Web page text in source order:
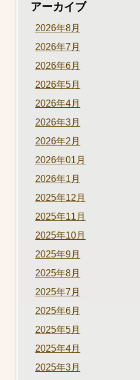
アーカイブ
2026年8月
2026年7月
2026年6月
2026年5月
2026年4月
2026年3月
2026年2月
2026年01月
2026年1月
2025年12月
2025年11月
2025年10月
2025年9月
2025年8月
2025年7月
2025年6月
2025年5月
2025年4月
2025年3月